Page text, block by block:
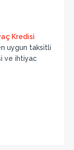
Kredisi
uygun taksitli
ve ihtiyac